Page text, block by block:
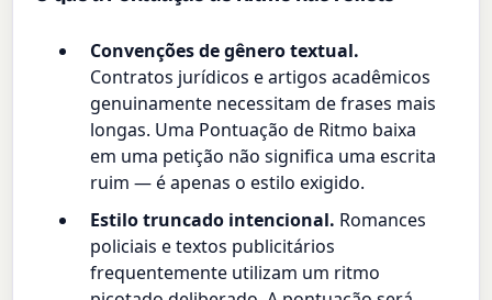
Convenções de gênero textual.
Contratos jurídicos e artigos acadêmicos
genuinamente necessitam de frases mais
longas. Uma Pontuação de Ritmo baixa
em uma petição não significa uma escrita
ruim — é apenas o estilo exigido.
Estilo truncado intencional. Romances
policiais e textos publicitários
frequentemente utilizam um ritmo